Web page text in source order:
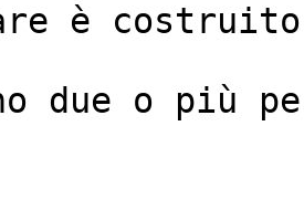
è
due o più